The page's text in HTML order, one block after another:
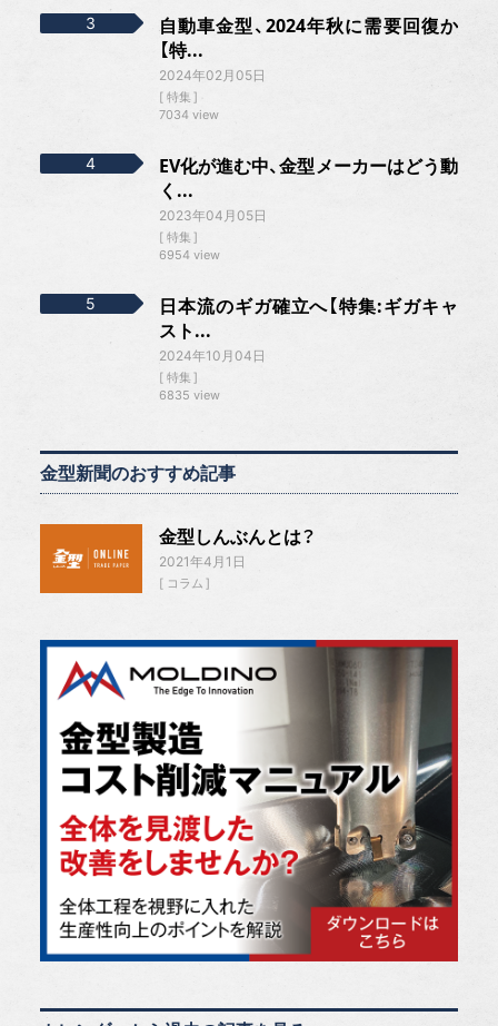
自動車金型、2024年秋に需要回復か
【特...
2024年02月05日
特集
7034 view
EV化が進む中、金型メーカーはどう動
く...
2023年04月05日
特集
6954 view
日本流のギガ確立へ【特集:ギガキャ
スト...
2024年10月04日
特集
6835 view
金型新聞のおすすめ記事
金型しんぶんとは？
2021年4月1日
コラム